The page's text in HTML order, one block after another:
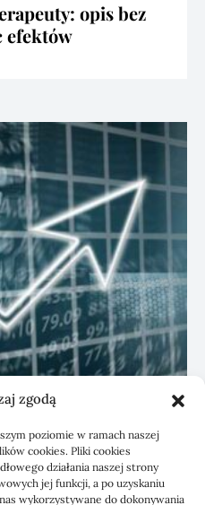
zgodą
poziomie w ramach naszej
cookies. Pliki cookies
działania naszej strony
jej funkcji, a po uzyskaniu
wykorzystywane do dokonywania
opis bez
efektów
sp. z o.o. z biurem